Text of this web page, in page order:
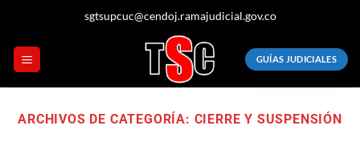
contenido
sgtsupcuc@cendoj.ramajudicial.gov.co
GUÍAS JUDICIALES
ARCHIVOS DE CATEGORÍA: CIERRE Y SUSPENSIÓN